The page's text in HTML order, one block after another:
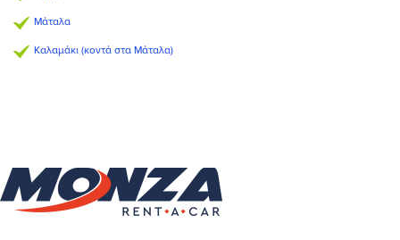
Μάταλα
Καλαμάκι (κοντά στα Μάταλα)